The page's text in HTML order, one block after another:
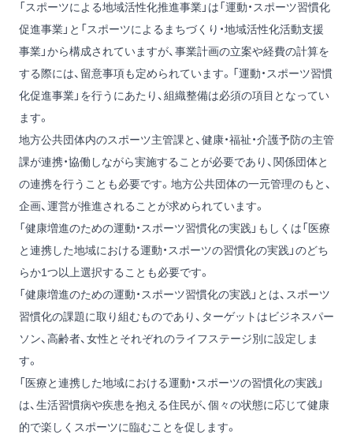
「スポーツによる地域活性化推進事業」は「運動・スポーツ習慣化
促進事業」と「スポーツによるまちづくり・地域活性化活動支援
事業」から構成されていますが、事業計画の立案や経費の計算を
する際には、留意事項も定められています。「運動・スポーツ習慣
化促進事業」を行うにあたり、組織整備は必須の項目となってい
ます。
地方公共団体内のスポーツ主管課と、健康・福祉・介護予防の主管
課が連携・協働しながら実施することが必要であり、関係団体と
の連携を行うことも必要です。地方公共団体の一元管理のもと、
企画、運営が推進されることが求められています。
「健康増進のための運動・スポーツ習慣化の実践」もしくは「医療
と連携した地域における運動・スポーツの習慣化の実践」のどち
らか1つ以上選択することも必要です。
「健康増進のための運動・スポーツ習慣化の実践」とは、スポーツ
習慣化の課題に取り組むものであり、ターゲットはビジネスパー
ソン、高齢者、女性とそれぞれのライフステージ別に設定しま
す。
「医療と連携した地域における運動・スポーツの習慣化の実践」
は、生活習慣病や疾患を抱える住民が、個々の状態に応じて健康
的で楽しくスポーツに臨むことを促します。